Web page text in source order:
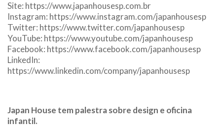
Site: https://www.japanhousesp.com.br
Instagram: https://www.instagram.com/japanhousesp
Twitter: https://www.twitter.com/japanhousesp
YouTube: https://www.youtube.com/japanhousesp
Facebook: https://www.facebook.com/japanhousesp
LinkedIn:
https://www.linkedin.com/company/japanhousesp
Japan House tem palestra sobre design e oficina
infantil.